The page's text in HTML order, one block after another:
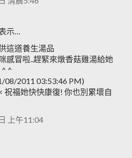
示…
這道養生湯品
感冒啦..趕緊來燉香菇雞湯給她
^ ^
08/2011 03:53:46 PM)
祝福她快快康復! 你也別累壞自
上午11:04